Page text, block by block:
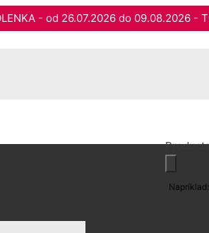
- od 26.07.2026 do 09.08.2026 -